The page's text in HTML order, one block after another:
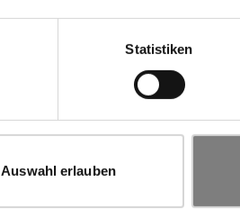
Statistiken
Auswahl erlauben